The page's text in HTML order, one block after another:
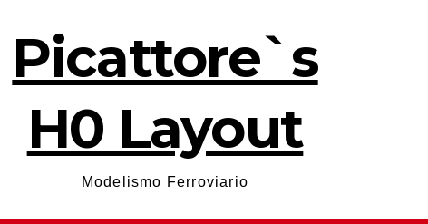
Picattore`s
H0 Layout
Modelismo Ferroviario